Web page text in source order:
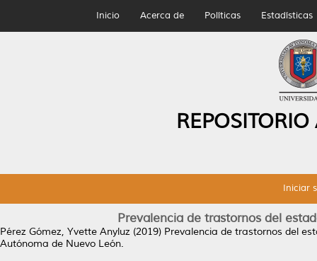
Inicio Acerca de Políticas Estadísticas
Iniciar
Prevalencia de trastornos del
Pérez Gómez, Yvette Anyluz (2019) Prevalencia de trastornos del
Autónoma de Nuevo León.